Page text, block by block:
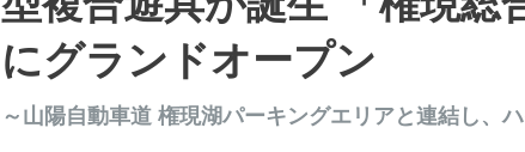
にグランドオープン
～山陽自動車道 権現湖パーキングエリアと連結し、